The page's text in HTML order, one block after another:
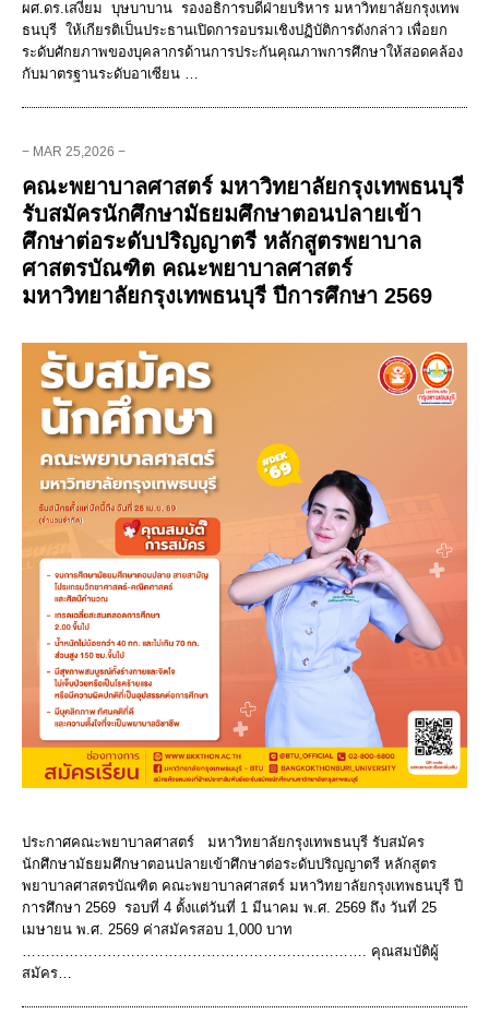
ผศ.ดร.เสงี่ยม บุษบาบาน รองอธิการบดีฝ่ายบริหาร มหาวิทยาลัยกรุงเทพ
ธนบุรี ให้เกียรติเป็นประธานเปิดการอบรมเชิงปฏิบัติการดังกล่าว เพื่อยก
ระดับศักยภาพของบุคลากรด้านการประกันคุณภาพการศึกษาให้สอดคล้อง
กับมาตรฐานระดับอาเซียน …
− MAR 25,2026 −
คณะพยาบาลศาสตร์ มหาวิทยาลัยกรุงเทพธนบุรี
รับสมัครนักศึกษามัธยมศึกษาตอนปลายเข้า
ศึกษาต่อระดับปริญญาตรี หลักสูตรพยาบาล
ศาสตรบัณฑิต คณะพยาบาลศาสตร์
มหาวิทยาลัยกรุงเทพธนบุรี ปีการศึกษา 2569
ประกาศคณะพยาบาลศาสตร์ มหาวิทยาลัยกรุงเทพธนบุรี รับสมัคร
นักศึกษามัธยมศึกษาตอนปลายเข้าศึกษาต่อระดับปริญญาตรี หลักสูตร
พยาบาลศาสตรบัณฑิต คณะพยาบาลศาสตร์ มหาวิทยาลัยกรุงเทพธนบุรี ปี
การศึกษา 2569 รอบที่ 4 ตั้งแต่วันที่ 1 มีนาคม พ.ศ. 2569 ถึง วันที่ 25
เมษายน พ.ศ. 2569 ค่าสมัครสอบ 1,000 บาท
………………………………………………………………. คุณสมบัติผู้
สมัคร…